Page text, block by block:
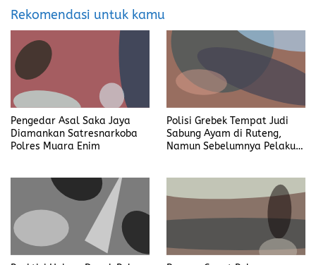
Rekomendasi untuk kamu
Pengedar Asal Saka Jaya
Diamankan Satresnarkoba
Polres Muara Enim
Polisi Grebek Tempat Judi
Sabung Ayam di Ruteng,
Namun Sebelumnya Pelaku
Polisi Tiap Minggu